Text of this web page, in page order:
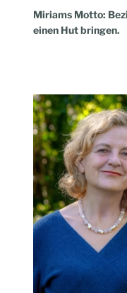
Miriams Motto:
einen Hut bringen.